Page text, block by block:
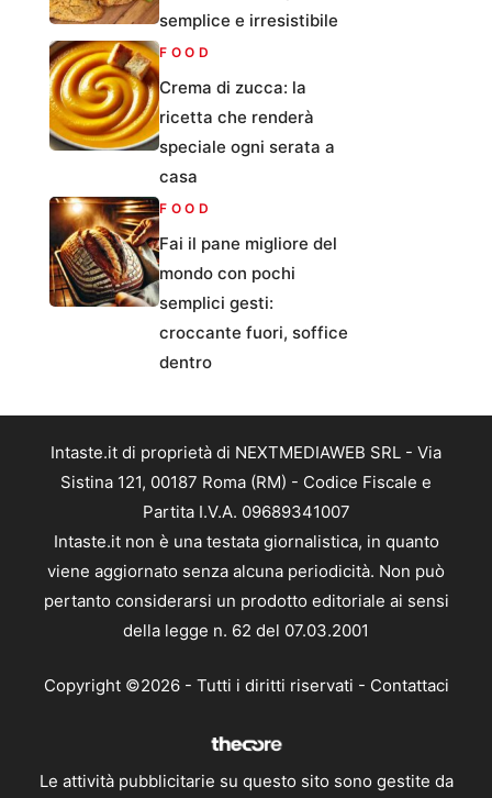
semplice e irresistibile
FOOD
Crema di zucca: la
ricetta che renderà
speciale ogni serata a
casa
FOOD
Fai il pane migliore del
mondo con pochi
semplici gesti:
croccante fuori, soffice
dentro
Intaste.it di proprietà di NEXTMEDIAWEB SRL - Via
Sistina 121, 00187 Roma (RM) - Codice Fiscale e
Partita I.V.A. 09689341007
Intaste.it non è una testata giornalistica, in quanto
viene aggiornato senza alcuna periodicità. Non può
pertanto considerarsi un prodotto editoriale ai sensi
della legge n. 62 del 07.03.2001
Copyright ©2026 - Tutti i diritti riservati - Contattaci
Le attività pubblicitarie su questo sito sono gestite da